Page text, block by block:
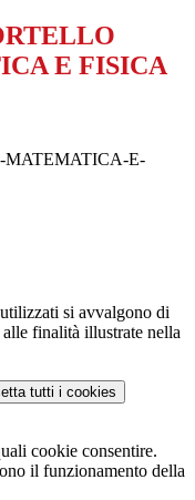
E FISICA
MATEMATICA-E-
si avvalgono di
finalità illustrate nella
tutti i cookies
cookie consentire.
il funzionamento della